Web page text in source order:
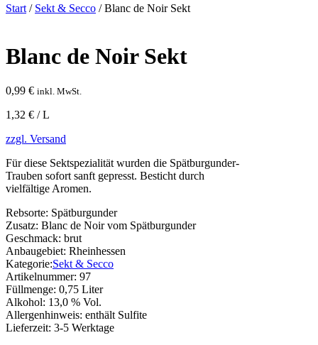
Start/ Sekt & Secco / Blanc de Noir Sekt
Blanc de Noir Sekt
0,99 € inkl. MwSt.
1,32 € / L
zzgl. Versand
Für diese Sektspezialität wurden die Spätburgunder-
Trauben sofort sanft gepresst. Besticht durch
vielfältige Aromen.
Rebsorte: Spätburgunder
Zusatz: Blanc de Noir vom Spätburgunder
Geschmack: brut
Anbaugebiet: Rheinhessen
Kategorie:Sekt & Secco
Artikelnummer: 97
Füllmenge: 0,75 Liter
Alkohol: 13,0 % Vol.
Allergenhinweis: enthält Sulfite
Lieferzeit: 3-5 Werktage